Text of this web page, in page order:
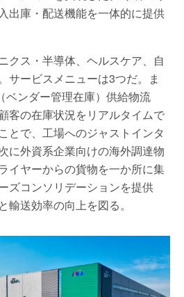
出庫・配送機能を一体的に提供
クス・半導体、ヘルスケア、自
サービスメニューは3つだ。ま
ベンダー管理在庫）供給物流
客の在庫状況をリアルタイムで
とで、工場へのジャストインタ
に外資系企業向けの海外調達物
イヤーからの貨物を一か所に集
ズコンソリデーションを提供
輸送効率の向上を図る。